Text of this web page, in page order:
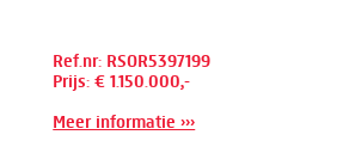
Ref.nr: RSOR5397199
Prijs: € 1.150.000,-
Meer informatie ›››